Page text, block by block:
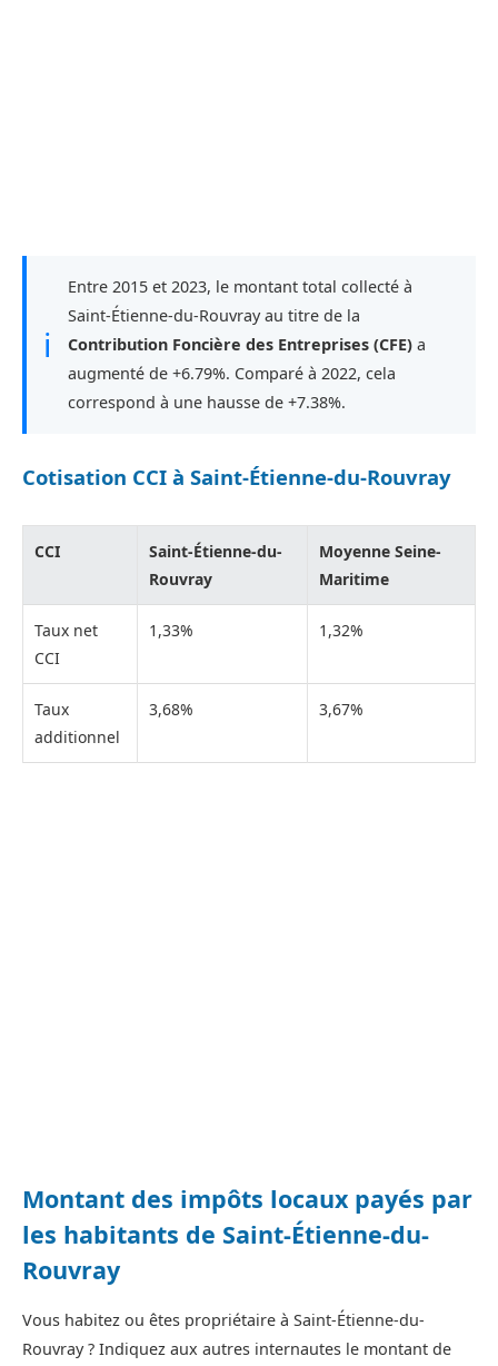
ℹ
Entre 2015 et 2023, le montant total collecté à
Saint-Étienne-du-Rouvray au titre de la
Contribution Foncière des Entreprises (CFE) a
augmenté de +6.79%. Comparé à 2022, cela
correspond à une hausse de +7.38%.
Cotisation CCI à Saint-Étienne-du-Rouvray
CCI
Saint-Étienne-du-
Rouvray
Moyenne Seine-
Maritime
Taux net
CCI
1,33% 1,32%
Taux
additionnel
3,68% 3,67%
Montant des impôts locaux payés par
les habitants de Saint-Étienne-du-
Rouvray
Vous habitez ou êtes propriétaire à Saint-Étienne-du-
Rouvray ? Indiquez aux autres internautes le montant de